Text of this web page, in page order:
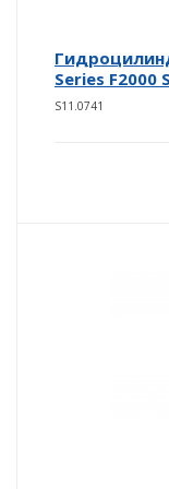
Series F2000
S11.0741